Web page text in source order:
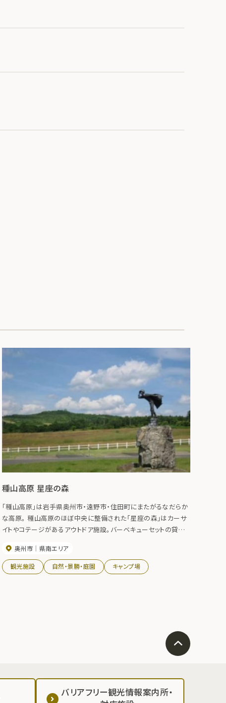
種山高原 星座の森
「種山高原」は岩手県奥州市・遠野市・住田町にまたがるなだらか
な高原。 種山高原のほぼ中央に整備された「星座の森」はカーサ
イトやコテージがあるアウトドア施設。バーベキューセットの貸し
生が見事。
奥州市 県南エリア
観光施設 自然・景勝・庭園 キャンプ場
バリアフリー観光情報案内所・